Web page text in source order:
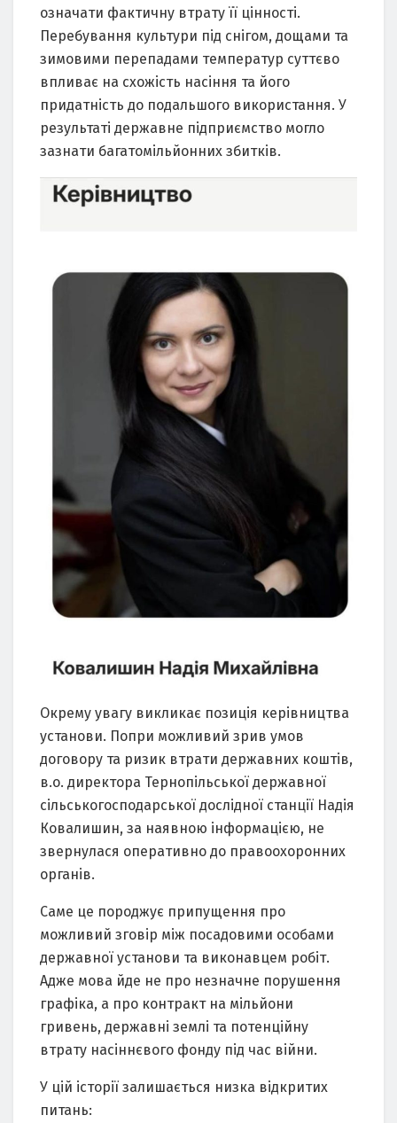
означати фактичну втрату її цінності.
Перебування культури під снігом, дощами та
зимовими перепадами температур суттєво
впливає на схожість насіння та його
придатність до подальшого використання. У
результаті державне підприємство могло
зазнати багатомільйонних збитків.
Окрему увагу викликає позиція керівництва
установи. Попри можливий зрив умов
договору та ризик втрати державних коштів,
в.о. директора Тернопільської державної
сільськогосподарської дослідної станції Надія
Ковалишин, за наявною інформацією, не
звернулася оперативно до правоохоронних
органів.
Саме це породжує припущення про
можливий зговір між посадовими особами
державної установи та виконавцем робіт.
Адже мова йде не про незначне порушення
графіка, а про контракт на мільйони
гривень, державні землі та потенційну
втрату насіннєвого фонду під час війни.
У цій історії залишається низка відкритих
питань: